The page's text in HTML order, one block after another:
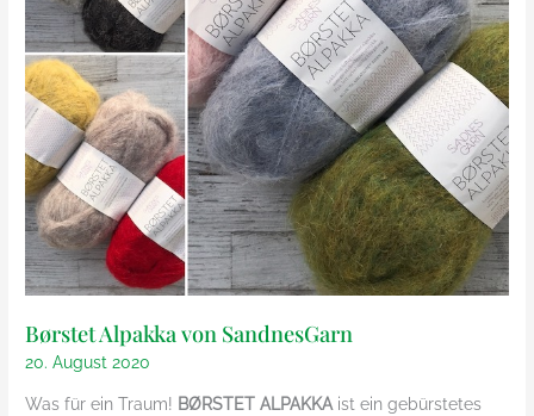
Børstet Alpakka von SandnesGarn
20. August 2020
Was für ein Traum! BØRSTET ALPAKKAist ein gebürstetes